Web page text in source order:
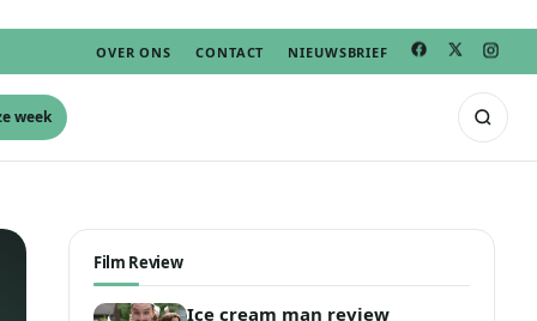
OVER ONS CONTACT NIEUWSBRIEF
week
Film Review
Ice cream man review